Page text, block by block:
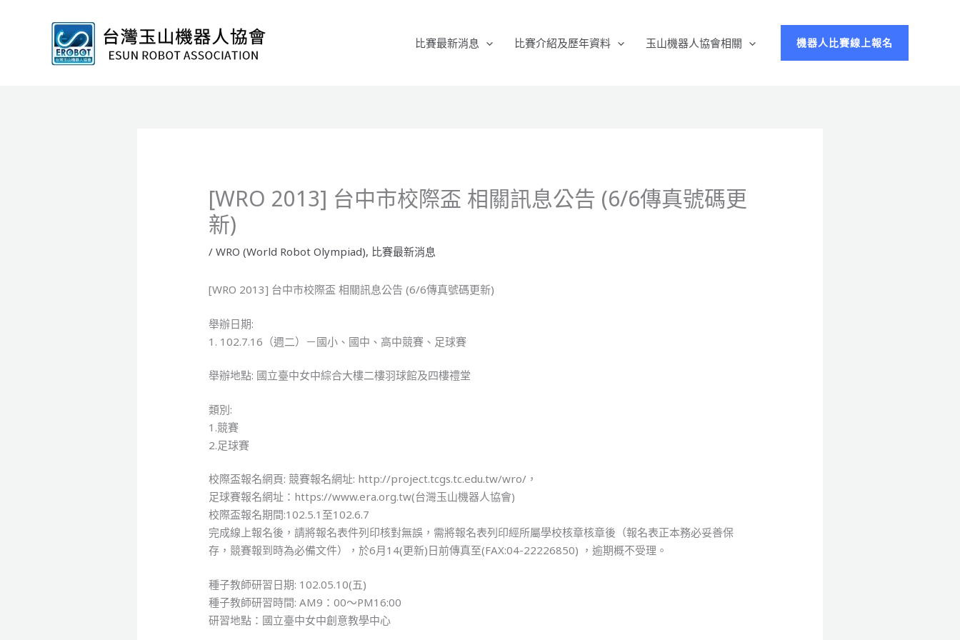
比賽最新消息 比賽介紹及歷年資料 玉山機器人協會相關 機器人比賽線上報名
[WRO 2013] 台中市校際盃 相關訊息公告 (6/6傳真號碼更
新)
/WRO (World Robot Olympiad), 比賽最新消息
[WRO 2013] 台中市校際盃 相關訊息公告 (6/6傳真號碼更新)
舉辦日期:
1. 102.7.16（週二）－國小、國中、高中競賽、足球賽
舉辦地點: 國立臺中女中綜合大樓二樓羽球館及四樓禮堂
類別:
1.競賽
2.足球賽
校際盃報名網頁: 競賽報名網址: http://project.tcgs.tc.edu.tw/wro/，
足球賽報名網址：https://www.era.org.tw(台灣玉山機器人協會)
校際盃報名期間:102.5.1至102.6.7
完成線上報名後，請將報名表件列印核對無誤，需將報名表列印經所屬學校核章核章後（報名表正本務必妥善保
存，競賽報到時為必備文件），於6月14(更新)日前傳真至(FAX:04-22226850) ，逾期概不受理。
種子教師研習日期: 102.05.10(五)
種子教師研習時間: AM9：00～PM16:00
研習地點：國立臺中女中創意教學中心